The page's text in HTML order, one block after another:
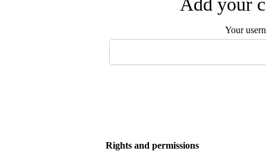
Add your
Your
Rights and permissions